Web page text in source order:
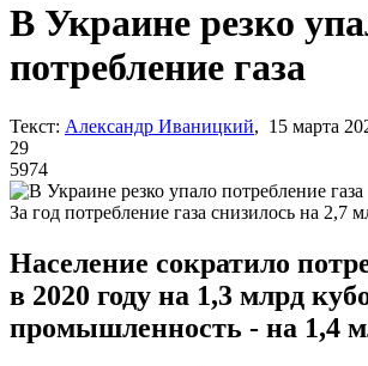
В Украине резко
потребление газа
Текст: Александр Иваницкий, 15 марта
29
5974
За год потребление газа снизилось на 2,7
Население сократило
в 2020 году на 1,3 млрд
промышленность - на 1,4